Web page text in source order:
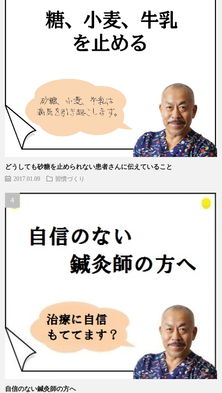
どうしても砂糖を止められない患者さんに伝えていること
2017.01.09 習慣づくり
自信のない鍼灸師の方へ